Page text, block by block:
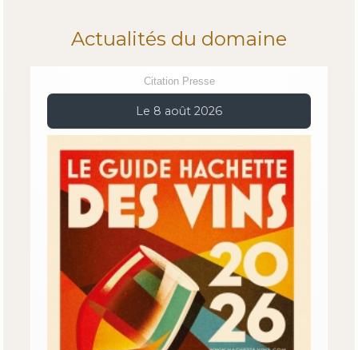
Actualités du domaine
Citation Presse
Le 8 août 2026